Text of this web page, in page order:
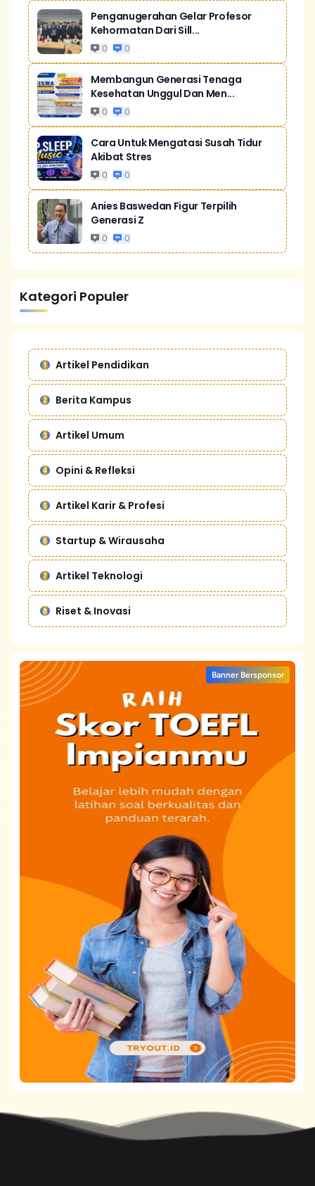
Penganugerahan Gelar Profesor
Kehormatan Dari Sill...
0 0
Membangun Generasi Tenaga
Kesehatan Unggul Dan Men...
0 0
Cara Untuk Mengatasi Susah Tidur
Akibat Stres
0 0
Anies Baswedan Figur Terpilih
Generasi Z
0 0
Kategori Populer
Artikel Pendidikan
Berita Kampus
Artikel Umum
Opini & Refleksi
Artikel Karir & Profesi
Startup & Wirausaha
Artikel Teknologi
Riset & Inovasi
Banner Bersponsor